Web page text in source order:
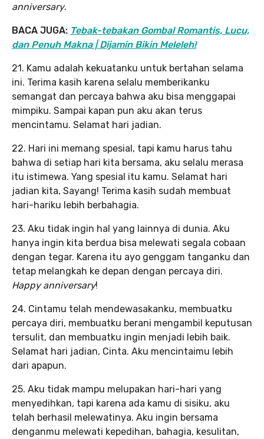
anniversary.
BACA JUGA: Tebak-tebakan Gombal Romantis, Lucu,
dan Penuh Makna | Dijamin Bikin Meleleh!
21. Kamu adalah kekuatanku untuk bertahan selama
ini. Terima kasih karena selalu memberikanku
semangat dan percaya bahwa aku bisa menggapai
mimpiku. Sampai kapan pun aku akan terus
mencintamu. Selamat hari jadian.
22. Hari ini memang spesial, tapi kamu harus tahu
bahwa di setiap hari kita bersama, aku selalu merasa
itu istimewa. Yang spesial itu kamu. Selamat hari
jadian kita, Sayang! Terima kasih sudah membuat
hari-hariku lebih berbahagia.
23. Aku tidak ingin hal yang lainnya di dunia. Aku
hanya ingin kita berdua bisa melewati segala cobaan
dengan tegar. Karena itu ayo genggam tanganku dan
tetap melangkah ke depan dengan percaya diri.
Happy anniversary!
24. Cintamu telah mendewasakanku, membuatku
percaya diri, membuatku berani mengambil keputusan
tersulit, dan membuatku ingin menjadi lebih baik.
Selamat hari jadian, Cinta. Aku mencintaimu lebih
dari apapun.
25. Aku tidak mampu melupakan hari-hari yang
menyedihkan, tapi karena ada kamu di sisiku, aku
telah berhasil melewatinya. Aku ingin bersama
denganmu melewati kepedihan, bahagia, kesulitan,